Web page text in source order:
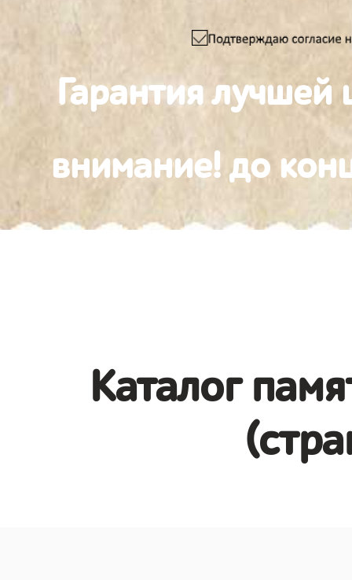
Гарантия
внимание! до
Каталог